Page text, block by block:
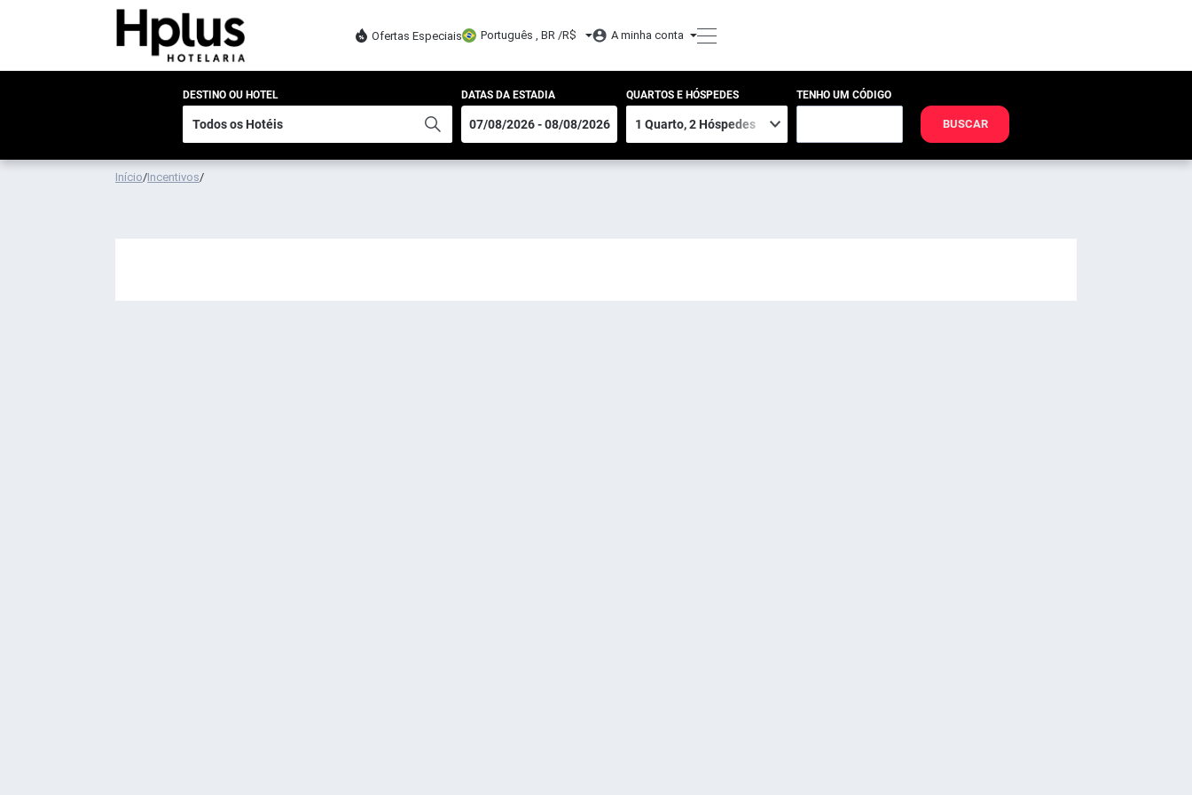
Ofertas Especiais Português , BR /R$ A minha conta
DESTINO OU HOTEL DATAS DA ESTADIA QUARTOS E HÓSPEDES TENHO UM CÓDIGO
BUSCAR
Início/Incentivos/